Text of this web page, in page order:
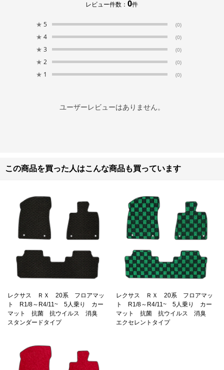
レビュー件数：0件
★ 5 (0)
★ 4 (0)
★ 3 (0)
★ 2 (0)
★ 1 (0)
ユーザーレビューはありません。
この商品を買った人はこんな商品も買っています
レクサス ＲＸ 20系 フロアマッ
ト R1/8～R4/11~ 5人乗り カー
マット 抗菌 抗ウイルス 消臭
スタンダードタイプ
レクサス ＲＸ 20系 フロアマッ
ト R1/8～R4/11~ 5人乗り カー
マット 抗菌 抗ウイルス 消臭
エクセレントタイプ